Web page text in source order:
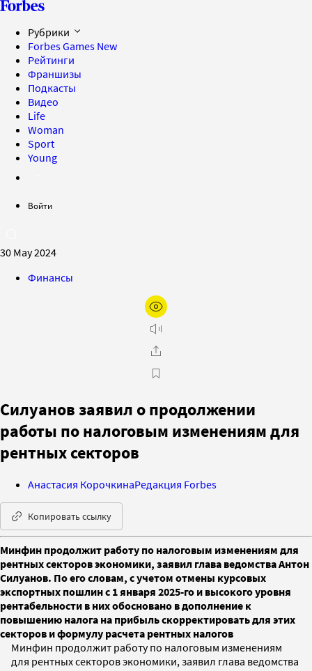
Рубрики
Forbes Games New
Рейтинги
Франшизы
Подкасты
Видео
Life
Woman
Sport
Young
Войти
30 May 2024
Финансы
Силуанов заявил о продолжении
работы по налоговым изменениям для
рентных секторов
Анастасия КорочкинаРедакция Forbes
Копировать ссылку
Минфин продолжит работу по налоговым изменениям для
рентных секторов экономики, заявил глава ведомства Антон
Силуанов. По его словам, с учетом отмены курсовых
экспортных пошлин с 1 января 2025-го и высокого уровня
рентабельности в них обосновано в дополнение к
повышению налога на прибыль скорректировать для этих
секторов и формулу расчета рентных налогов
Минфин продолжит работу по налоговым изменениям
для рентных секторов экономики, заявил глава ведомства